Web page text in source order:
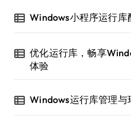
Windows小程序运行库
优化运行库，畅享
体验
Windows运行库管理与